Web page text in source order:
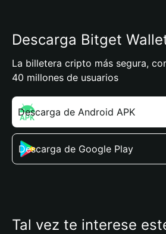
Descarga Bitget
La billetera cripto más segura,
40 millones de usuarios
Descarga de Android APK
Descarga de Google Play
Tal vez te interese